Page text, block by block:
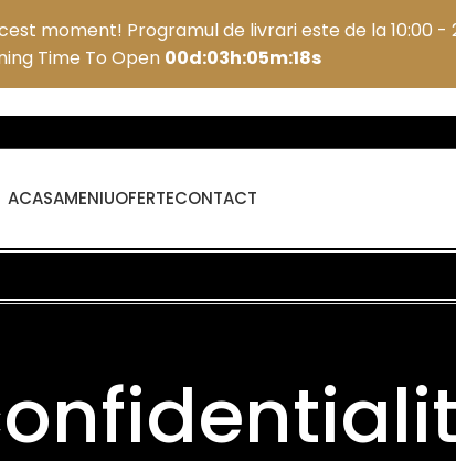
moment! Programul de livrari este de la 10:00 -
Time To Open 00d:03h:05m:17s
ACASAMENIUOFERTECONTACT